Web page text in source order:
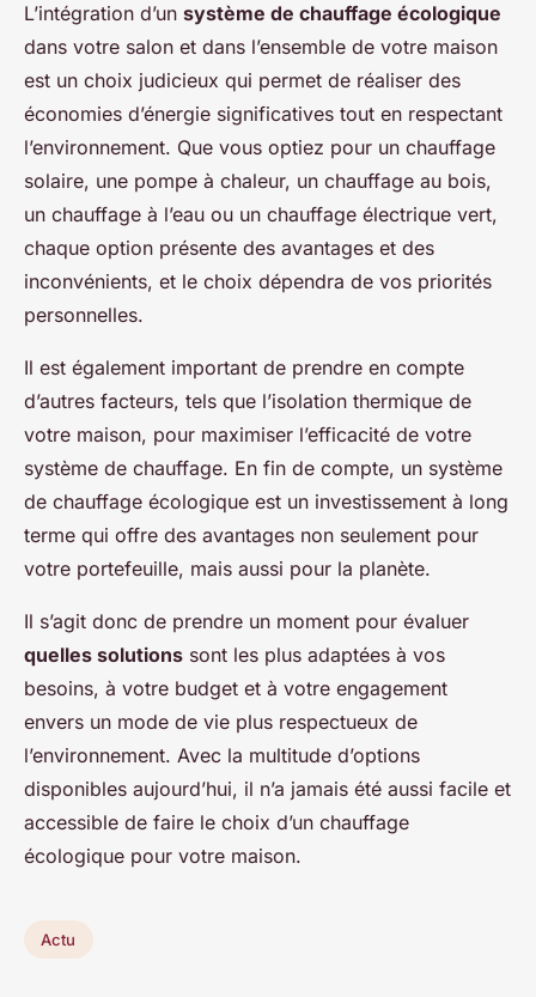
L’intégration d’un système de chauffage écologique
dans votre salon et dans l’ensemble de votre maison
est un choix judicieux qui permet de réaliser des
économies d’énergie significatives tout en respectant
l’environnement. Que vous optiez pour un chauffage
solaire, une pompe à chaleur, un chauffage au bois,
un chauffage à l’eau ou un chauffage électrique vert,
chaque option présente des avantages et des
inconvénients, et le choix dépendra de vos priorités
personnelles.
Il est également important de prendre en compte
d’autres facteurs, tels que l’isolation thermique de
votre maison, pour maximiser l’efficacité de votre
système de chauffage. En fin de compte, un système
de chauffage écologique est un investissement à long
terme qui offre des avantages non seulement pour
votre portefeuille, mais aussi pour la planète.
Il s’agit donc de prendre un moment pour évaluer
quelles solutions sont les plus adaptées à vos
besoins, à votre budget et à votre engagement
envers un mode de vie plus respectueux de
l’environnement. Avec la multitude d’options
disponibles aujourd’hui, il n’a jamais été aussi facile et
accessible de faire le choix d’un chauffage
écologique pour votre maison.
Actu